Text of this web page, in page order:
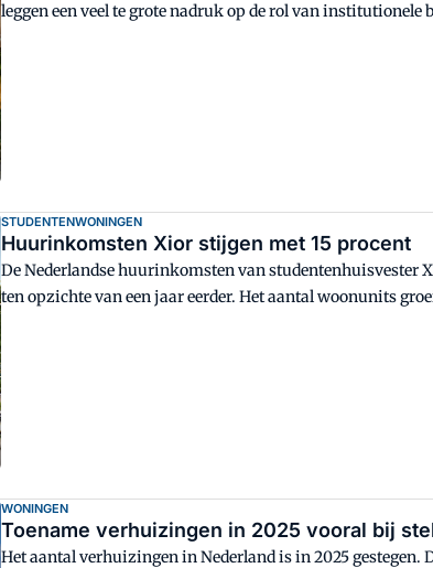
leggen een veel te grote nadruk op de rol van institutionele
STUDENTENWONINGEN
Huurinkomsten Xior stijgen met 15 procent
De Nederlandse huurinkomsten van studentenhuisvester
ten opzichte van een jaar eerder. Het aantal woonunits
WONINGEN
Toename verhuizingen in 2025 vooral bij
Het aantal verhuizingen in Nederland is in 2025